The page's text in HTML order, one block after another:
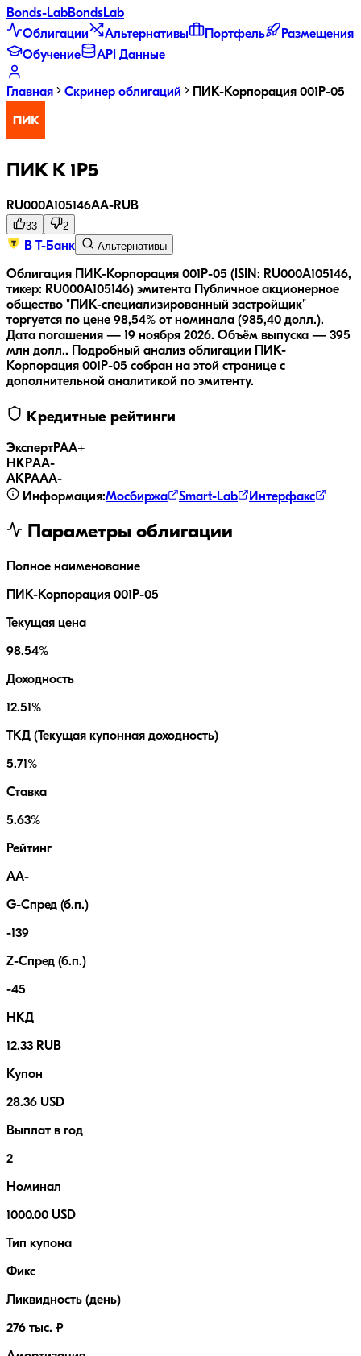
Bonds-LabBondsLab
Облигации
Альтернативы Портфель
Размещения
Обучение
API Данные
Главная Скринер облигаций ПИК-Корпорация 001Р-05
ПИК К 1P5
RU000A105146AA-RUB
33 2
В Т-Банк Альтернативы
Облигация ПИК-Корпорация 001Р-05 (ISIN: RU000A105146,
тикер: RU000A105146) эмитента Публичное акционерное
общество "ПИК-специализированный застройщик"
торгуется по цене 98,54% от номинала (985,40 долл.).
Дата погашения — 19 ноября 2026. Объём выпуска — 395
млн долл..
Подробный анализ облигации
ПИК-
Корпорация 001Р-05 собран на этой странице с
дополнительной аналитикой по эмитенту.
Кредитные рейтинги
ЭкспертРАA+
НКРAA-
АКРАAA-
Информация:Мосбиржа Smart-Lab Интерфакс
Параметры облигации
Полное наименование
ПИК-Корпорация 001Р-05
Текущая цена
98.54%
Доходность
12.51%
ТКД (Текущая купонная доходность)
5.71%
Ставка
5.63%
Рейтинг
AA-
G-Спред (б.п.)
-139
Z-Спред (б.п.)
-45
НКД
12.33 RUB
Купон
28.36 USD
Выплат в год
2
Номинал
1000.00 USD
Тип купона
Фикс
Ликвидность (день)
276 тыс. ₽